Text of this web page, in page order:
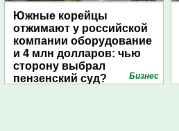
Южные корейцы
отжимают у российской
компании оборудование
и 4 млн долларов: чью
сторону выбрал
пензенский суд?
Бизнес